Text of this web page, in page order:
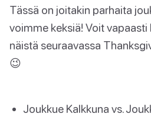
Tässä on joitakin parhaita
voimme keksiä! Voit
näistä seuraavassa
😉
Joukkue Kalkkuna vs.